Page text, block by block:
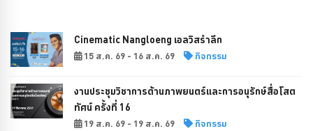
Cinematic Nangloeng เอลวิสรำลึก
15 ส.ค. 69 - 16 ส.ค. 69 กิจกรรม
งานประชุมวิชาการด้านภาพยนตร์และการอนุรักษ์สื่อโสต
ทัศน์ ครั้งที่ 16
19 ส.ค. 69 - 19 ส.ค. 69 กิจกรรม